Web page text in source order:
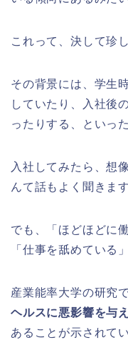
これって、決して珍
その背景には、学生
していたり、入社後
ったりする、といっ
入社してみたら、想
んて話もよく聞きま
でも、「ほどほどに
「仕事を舐めている
産業能率大学の研究で
ヘルスに悪影響を与
あることが示されて